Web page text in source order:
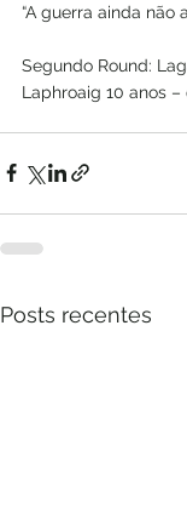
“A guerra ainda não
Segundo Round:
Laphroaig 10 anos
Posts recentes